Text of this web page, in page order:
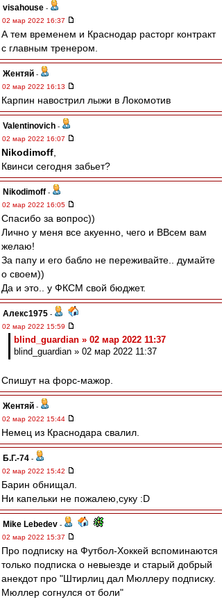
visahouse -
02 мар 2022 16:37
А тем временем и Краснодар расторг контракт
с главным тренером.
Жентяй -
02 мар 2022 16:13
Карпин навострил лыжи в Локомотив
Valentinovich -
02 мар 2022 16:07
Nikodimoff
Квинси сегодня забьет?
Nikodimoff -
02 мар 2022 16:05
Спасибо за вопрос))
Лично у меня все акуенно, чего и ВВсем вам
желаю!
За папу и его бабло не переживайте.. думайте
о своем))
Да и это.. у ФКСМ свой бюджет.
Алекс1975 -
02 мар 2022 15:59
blind_guardian » 02 мар 2022 11:37
blind_guardian » 02 мар 2022 11:37
Спишут на форс-мажор.
Жентяй -
02 мар 2022 15:44
Немец из Краснодара свалил.
Б.Г.-74 -
02 мар 2022 15:42
Барин обнищал.
Ни капельки не пожалею,суку :D
Mike Lebedev -
02 мар 2022 15:37
Про подписку на Футбол-Хоккей вспоминаются
только подписка о невыезде и старый добрый
анекдот про "Штирлиц дал Мюллеру подписку.
Мюллер согнулся от боли"